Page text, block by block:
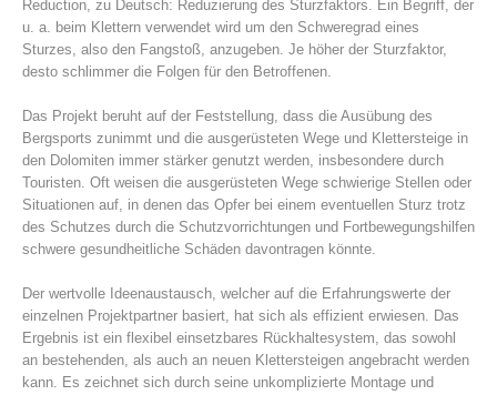
Centres de secours
Reduction, zu Deutsch: Reduzierung des Sturzfaktors. Ein Begriff, der
u. a. beim Klettern verwendet wird um den Schweregrad eines
Sturzes, also den Fangstoß, anzugeben. Je höher der Sturzfaktor,
desto schlimmer die Folgen für den Betroffenen.
Das Projekt beruht auf der Feststellung, dass die Ausübung des
Bergsports zunimmt und die ausgerüsteten Wege und Klettersteige in
den Dolomiten immer stärker genutzt werden, insbesondere durch
Touristen. Oft weisen die ausgerüsteten Wege schwierige Stellen oder
Situationen auf, in denen das Opfer bei einem eventuellen Sturz trotz
des Schutzes durch die Schutzvorrichtungen und Fortbewegungshilfen
schwere gesundheitliche Schäden davontragen könnte.
Der wertvolle Ideenaustausch, welcher auf die Erfahrungswerte der
einzelnen Projektpartner basiert, hat sich als effizient erwiesen. Das
Ergebnis ist ein flexibel einsetzbares Rückhaltesystem, das sowohl
an bestehenden, als auch an neuen Klettersteigen angebracht werden
kann. Es zeichnet sich durch seine unkomplizierte Montage und